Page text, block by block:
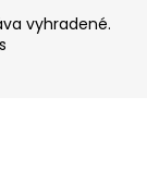
vyhradené.